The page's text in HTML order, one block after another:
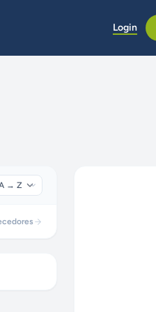
Login